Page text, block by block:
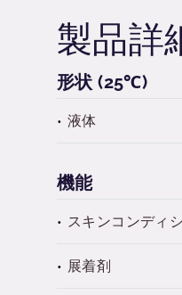
製品詳
形状 (25℃)
液体
機能
スキンコンディ
展着剤